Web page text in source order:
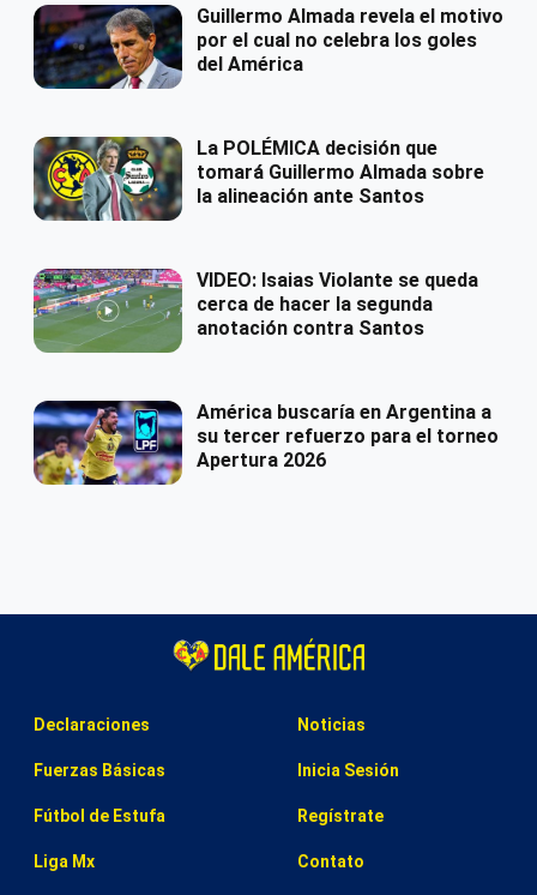
Guillermo Almada revela el motivo
por el cual no celebra los goles
del América
La POLÉMICA decisión que
tomará Guillermo Almada sobre
la alineación ante Santos
VIDEO: Isaias Violante se queda
cerca de hacer la segunda
anotación contra Santos
América buscaría en Argentina a
su tercer refuerzo para el torneo
Apertura 2026
Declaraciones
Fuerzas Básicas
Fútbol de Estufa
Liga Mx
Noticias
Inicia Sesión
Regístrate
Contato